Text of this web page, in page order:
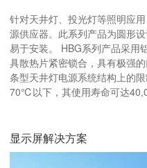
针对天井灯、投光灯等照明应
源供应器。此系列产品为圆形
易于安装。 HBG系列产品采用
具散热片紧密锁合，具有极强
条型天井灯电源系统结构上的
70℃以下，其使用寿命可达
显示屏解决方案